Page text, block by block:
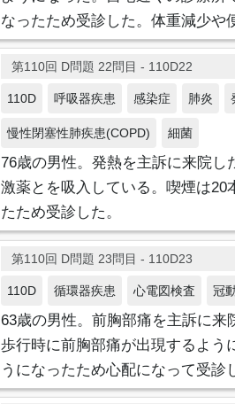
なったため受診した。体重減少や
第110回 D問題 22問目 - 110D22
110D 呼吸器疾患 感染症 肺炎
慢性閉塞性肺疾患(COPD) 細菌
76歳の男性。発熱を主訴に来院
激薬とを吸入している。喫煙は
たため受診した。
第110回 D問題 23問目 - 110D23
110D 循環器疾患 心電図検査 冠
63歳の男性。前胸部痛を主訴に来
歩行時に前胸部痛が出現するよう
うになったため心配になって受